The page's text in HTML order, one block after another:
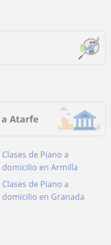
a Atarfe
Clases de Piano a
domicilio en Armilla
Clases de Piano a
domicilio en Granada